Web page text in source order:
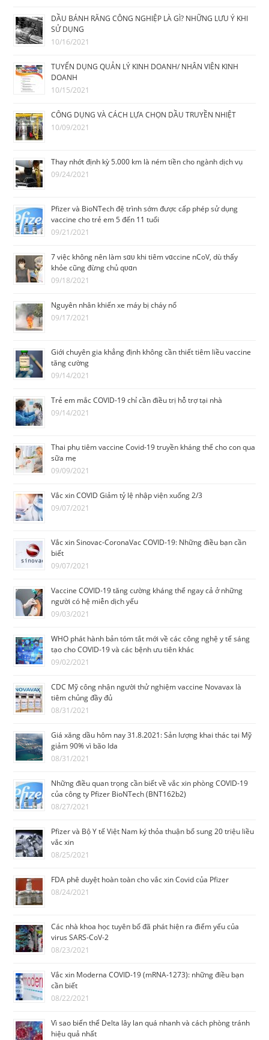
DẦU BÁNH RĂNG CÔNG NGHIỆP LÀ GÌ? NHỮNG LƯU Ý KHI
SỬ DỤNG
10/16/2021
TUYỂN DỤNG QUẢN LÝ KINH DOANH/ NHÂN VIÊN KINH
DOANH
10/15/2021
CÔNG DỤNG VÀ CÁCH LỰA CHỌN DẦU TRUYỀN NHIỆT
10/09/2021
Thay nhớt định kỳ 5.000 km là ném tiền cho ngành dịch vụ
09/24/2021
Pfizer và BioNTech đệ trình sớm được cấp phép sử dụng
vaccine cho trẻ em 5 đến 11 tuổi
09/21/2021
7 việc không nên làm sɑᴜ khi tiêm vɑccine nCoV, dù thấy
khỏe cũng đừng chủ qᴜɑn
09/18/2021
Nguyên nhân khiến xe máy bị cháy nổ
09/17/2021
Giới chuyên gia khẳng định không cần thiết tiêm liều vaccine
tăng cường
09/14/2021
Trẻ em mắc COVID-19 chỉ cần điều trị hỗ trợ tại nhà
09/14/2021
Thai phụ tiêm vaccine Covid-19 truyền kháng thể cho con qua
sữa mẹ
09/09/2021
Vắc xin COVID Giảm tỷ lệ nhập viện xuống 2/3
09/07/2021
Vắc xin Sinovac-CoronaVac COVID-19: Những điều bạn cần
biết
09/07/2021
Vaccine COVID-19 tăng cường kháng thể ngay cả ở những
người có hệ miễn dịch yếu
09/03/2021
WHO phát hành bản tóm tắt mới về các công nghệ y tế sáng
tạo cho COVID-19 và các bệnh ưu tiên khác
09/02/2021
CDC Mỹ công nhận người thử nghiệm vaccine Novavax là
tiêm chủng đầy đủ
08/31/2021
Giá xăng dầu hôm nay 31.8.2021: Sản lượng khai thác tại Mỹ
giảm 90% vì bão Ida
08/31/2021
Những điều quan trọng cần biết về vắc xin phòng COVID-19
của công ty Pfizer BioNTech (BNT162b2)
08/27/2021
Pfizer và Bộ Y tế Việt Nam ký thỏa thuận bổ sung 20 triệu liều
vắc xin
08/25/2021
FDA phê duyệt hoàn toàn cho vắc xin Covid của Pfizer
08/24/2021
Các nhà khoa học tuyêп bố đã phát hiện ra điểm yếu của
virus SARS-CoV-2
08/23/2021
Vắc xin Moderna COVID-19 (mRNA-1273): những điều bạn
cần biết
08/22/2021
Vì sao biến thể Delta lây lan quá nhanh và cách phòng tránh
hiệu quả nhất